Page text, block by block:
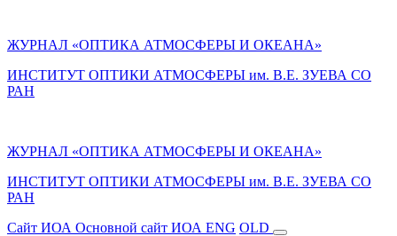
ЖУРНАЛ «ОПТИКА АТМОСФЕРЫ И ОКЕАНА»
ИНСТИТУТ ОПТИКИ АТМОСФЕРЫ им. В.Е. ЗУЕВА СО
РАН
ЖУРНАЛ «ОПТИКА АТМОСФЕРЫ И ОКЕАНА»
ИНСТИТУТ ОПТИКИ АТМОСФЕРЫ им. В.Е. ЗУЕВА СО
РАН
Cайт ИОА Основной сайт ИОА ENG OLD